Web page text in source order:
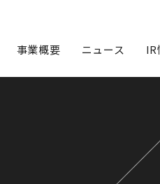
事業概要 ニュース IR